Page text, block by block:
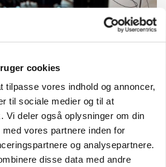
cookies
tilpasse vores indhold og annoncer,
til sociale medier og til at
Vi deler også oplysninger om din
vores partnere inden for
og analysepartnere.
disse data med andre
Nyt tv-format udfordrer
Loading...